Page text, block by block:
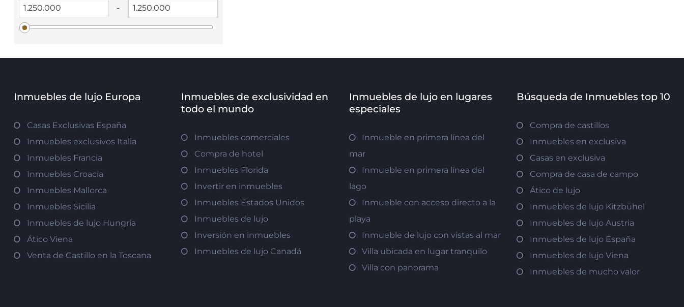
-
Inmuebles de lujo Europa
Casas Exclusivas España
Inmuebles exclusivos Italia
Inmuebles Francia
Inmuebles Croacia
Inmuebles Mallorca
Inmuebles Sicilia
Inmuebles de lujo Hungría
Ático Viena
Venta de Castillo en la Toscana
Inmuebles de exclusividad en
todo el mundo
Inmuebles comerciales
Compra de hotel
Inmuebles Florida
Invertir en inmuebles
Inmuebles Estados Unidos
Inmuebles de lujo
Inversión en inmuebles
Inmuebles de lujo Canadá
Inmuebles de lujo en lugares
especiales
Inmueble en primera línea del
mar
Inmueble en primera línea del
lago
Inmueble con acceso directo a la
playa
Inmueble de lujo con vistas al mar
Villa ubicada en lugar tranquilo
Villa con panorama
Búsqueda de Inmuebles top 10
Compra de castillos
Inmuebles en exclusiva
Casas en exclusiva
Compra de casa de campo
Ático de lujo
Inmuebles de lujo Kitzbühel
Inmuebles de lujo Austria
Inmuebles de lujo España
Inmuebles de lujo Viena
Inmuebles de mucho valor